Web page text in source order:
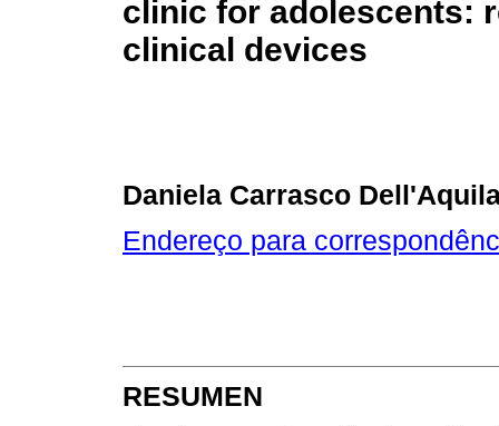
clinic for adolescents:
clinical devices
Daniela Carrasco
Endereço para
RESUMEN